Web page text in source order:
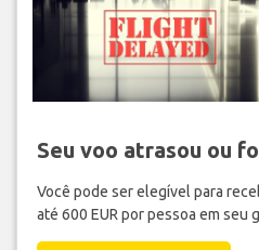
Seu voo atrasou ou
Você pode ser elegível para
até 600 EUR por pessoa em seu